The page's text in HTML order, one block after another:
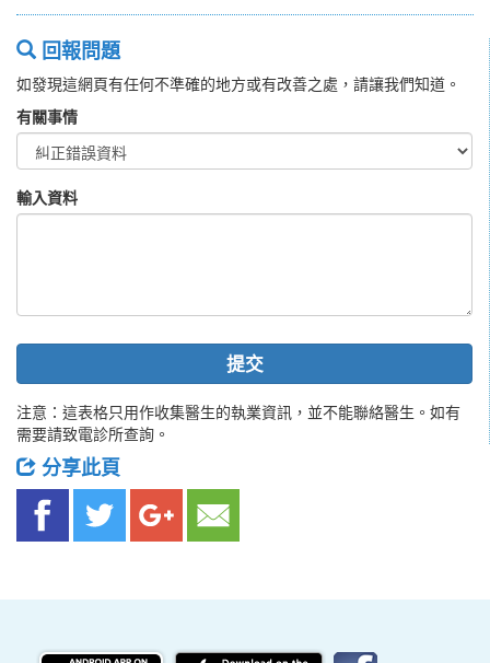
回報問題
如發現這網頁有任何不準確的地方或有改善之處，請讓我們知道。
有關事情
輸入資料
提交
注意：這表格只用作收集醫生的執業資訊，並不能聯絡醫生。如有
需要請致電診所查詢。
分享此頁